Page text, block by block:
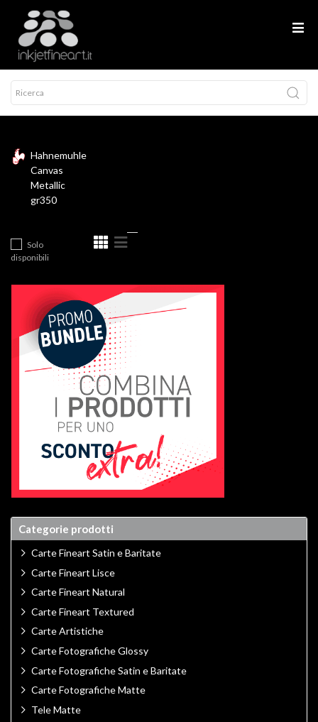
Hahnemuhle
Canvas
Metallic
gr350
Solo
disponibili
Categorie prodotti
Carte Fineart Satin e Baritate
Carte Fineart Lisce
Carte Fineart Natural
Carte Fineart Textured
Carte Artistiche
Carte Fotografiche Glossy
Carte Fotografiche Satin e Baritate
Carte Fotografiche Matte
Tele Matte